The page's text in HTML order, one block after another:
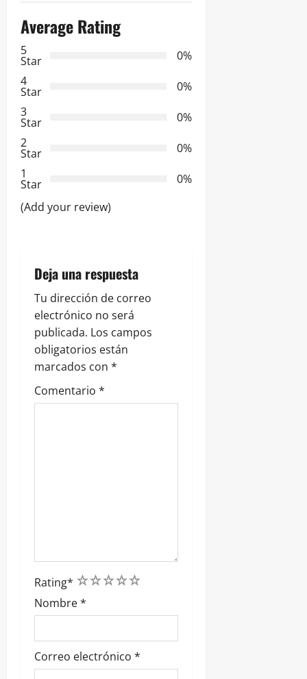
i
ó
n
d
e
e
n
r
a
d
a
s
Average Rating
5
Star
0%
4
Star
0%
3
Star
0%
2
Star
0%
1
Star
0%
(Add your review)
Deja una respuesta
Tu dirección de correo
electrónico no será
publicada. Los campos
obligatorios están
marcados con *
Comentario *
Rating* 5
4
3
2
1
Nombre*
Correo electrónico *